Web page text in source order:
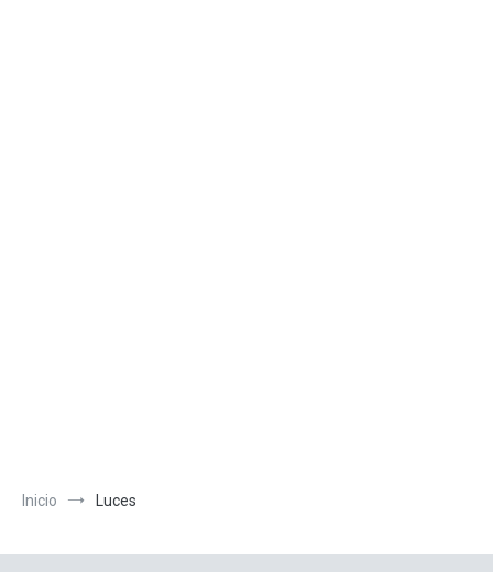
Inicio Luces